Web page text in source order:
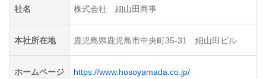
社名 株式会社 細山田商事
本社所在地 鹿児島県鹿児島市中央町35-31 細山田ビル
ホームページ https://www.hosoyamada.co.jp/